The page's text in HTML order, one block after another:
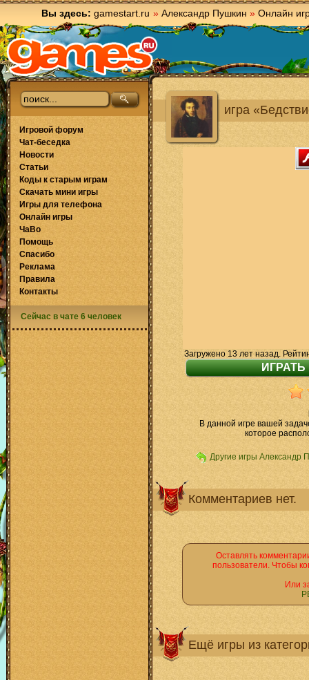
Вы здесь: gamestart.ru » Александр Пушкин » Онлайн
игра
Загружено 13 лет назад.
В данной игре вашей
которое
Другие игры Александр
Комментариев нет.
Оставлять
пользователи. Чтобы
Или
Ещё игры из
Игровой форум
Чат-беседка
Новости
Статьи
Коды к старым играм
Скачать мини игры
Игры для телефона
Онлайн игры
ЧаВо
Помощь
Спасибо
Реклама
Правила
Контакты
Сейчас в чате 6 человек